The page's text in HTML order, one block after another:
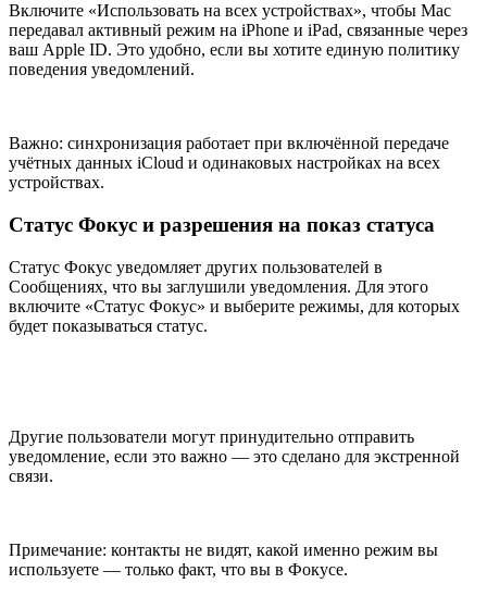
Включите «Использовать на всех устройствах», чтобы Mac
передавал активный режим на iPhone и iPad, связанные через
ваш Apple ID. Это удобно, если вы хотите единую политику
поведения уведомлений.
Важно: синхронизация работает при включённой передачe
учётных данных iCloud и одинаковых настройках на всех
устройствах.
Статус Фокус и разрешения на показ статуса
Статус Фокус уведомляет других пользователей в
Сообщениях, что вы заглушили уведомления. Для этого
включите «Статус Фокус» и выберите режимы, для которых
будет показываться статус.
Другие пользователи могут принудительно отправить
уведомление, если это важно — это сделано для экстренной
связи.
Примечание: контакты не видят, какой именно режим вы
используете — только факт, что вы в Фокусе.